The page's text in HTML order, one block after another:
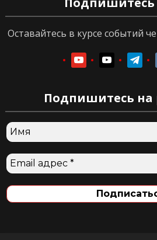
Оставайтесь в курсе событий
youtubeyoutube
Подпишитесь на